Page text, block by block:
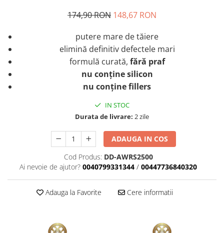
174,90 RON 148,67 RON
putere mare de tăiere
elimină definitiv defectele mari
formulă curată, fără praf
nu conține silicon
nu conține fillers
IN STOC
Durata de livrare: 2 zile
ADAUGA IN COS
Cod Produs: DD-AWRS2500
Ai nevoie de ajutor? 0040799331344 / 00447736840320
Adauga la Favorite Cere informatii